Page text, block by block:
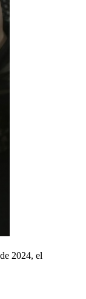
2024, el